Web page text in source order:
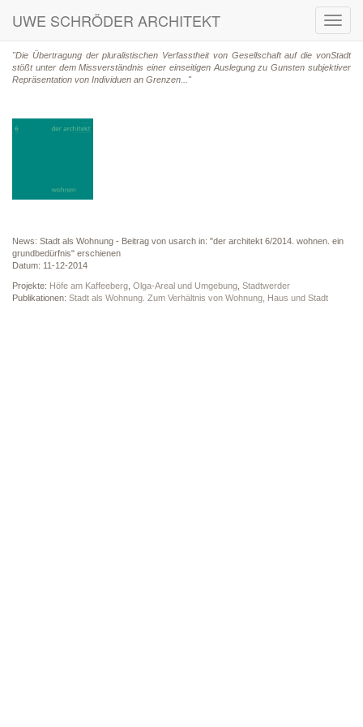
UWE SCHRÖDER ARCHITEKT
"Die Übertragung der pluralistischen Verfasstheit von Gesellschaft auf die vonStadt
stößt unter dem Missverständnis einer einseitigen Auslegung zu Gunsten subjektiver
Repräsentation von Individuen an Grenzen..."
News: Stadt als Wohnung - Beitrag von usarch in: "der architekt 6/2014. wohnen. ein
grundbedürfnis" erschienen
Datum: 11-12-2014
Projekte: Höfe am Kaffeeberg Olga-Areal und Umgebung Stadtwerder
Publikationen: Stadt als Wohnung. Zum Verhältnis von Wohnung, Haus und Stadt